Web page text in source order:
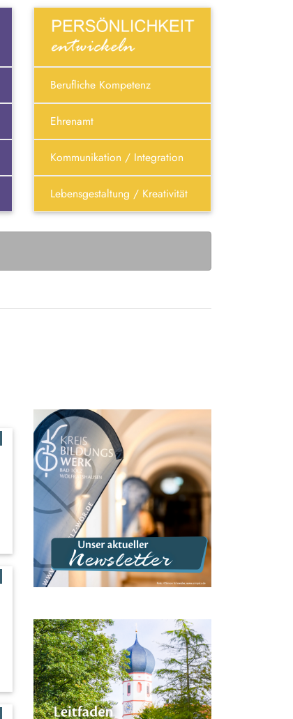
Berufliche Kompetenz
Ehrenamt
Kommunikation / Integration
Lebensgestaltung / Kreativität